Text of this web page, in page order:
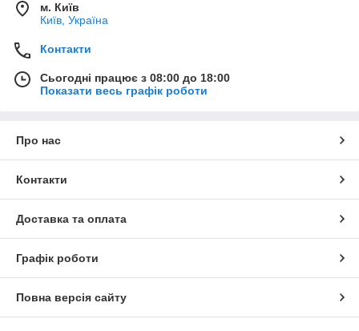
м. Київ
Київ, Україна
Контакти
Сьогодні працює з 08:00 до 18:00
Показати весь графік роботи
Про нас
Контакти
Доставка та оплата
Графік роботи
Повна версія сайту